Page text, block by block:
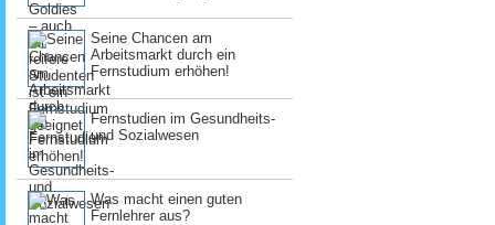
Seine Chancen am
Arbeitsmarkt durch ein
Fernstudium erhöhen!
Fernstudien im Gesundheits-
und Sozialwesen
Was macht einen guten
Fernlehrer aus?